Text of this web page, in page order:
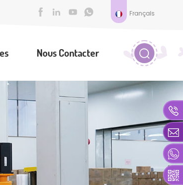
Français
Nous Contacter